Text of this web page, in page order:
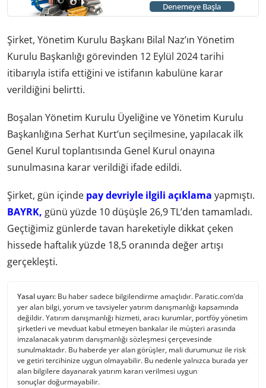
Denemeye Başla
Şirket, Yönetim Kurulu Başkanı Bilal Naz’ın Yönetim
Kurulu Başkanlığı görevinden 12 Eylül 2024 tarihi
itibarıyla istifa ettiğini ve istifanın kabulüne karar
verildiğini belirtti.
Boşalan Yönetim Kurulu Üyeliğine ve Yönetim Kurulu
Başkanlığına Serhat Kurt’un seçilmesine, yapılacak ilk
Genel Kurul toplantısında Genel Kurul onayına
sunulmasına karar verildiği ifade edildi.
Şirket, gün içinde pay devriyle ilgili açıklama yapmıştı.
BAYRK, günü yüzde 10 düşüşle 26,9 TL’den tamamladı.
Geçtiğimiz günlerde tavan hareketiyle dikkat çeken
hissede haftalık yüzde 18,5 oranında değer artışı
gerçekleşti.
Yasal uyarı: Bu haber sadece bilgilendirme amaçlıdır. Paratic.com’da
yer alan bilgi, yorum ve tavsiyeler yatırım danışmanlığı kapsamında
değildir. Yatırım danışmanlığı hizmeti, aracı kurumlar, portföy yönetim
şirketleri ve mevduat kabul etmeyen bankalar ile müşteri arasında
imzalanacak yatırım danışmanlığı sözleşmesi çerçevesinde
sunulmaktadır. Bu haberde yer alan görüşler, mali durumunuz ile risk
ve getiri tercihinize uygun olmayabilir. Bu nedenle yalnızca burada yer
alan bilgilere dayanarak yatırım kararı verilmesi uygun
sonuçlar doğurmayabilir.